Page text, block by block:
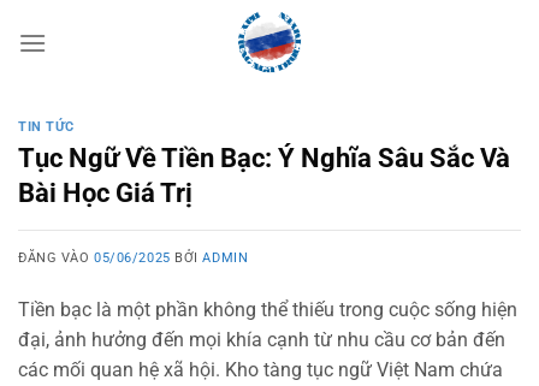
qua
TIN TỨC
Tục Ngữ Về Tiền Bạc: Ý Nghĩa Sâu Sắc Và
Bài Học Giá Trị
ĐĂNG VÀO05/06/2025 BỞIADMIN
Tiền bạc là một phần không thể thiếu trong cuộc sống hiện
đại, ảnh hưởng đến mọi khía cạnh từ nhu cầu cơ bản đến
các mối quan hệ xã hội. Kho tàng tục ngữ Việt Nam chứa